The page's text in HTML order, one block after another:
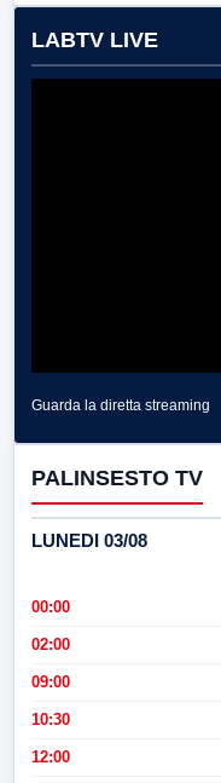
LABTV LIVE
Guarda la diretta streaming
PALINSESTO TV
LUNEDI 03/08
00:00
02:00
09:00
10:30
12:00